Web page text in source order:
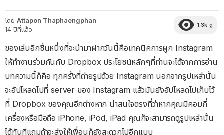
โดย Attapon Thaphaengphan
14 ปีที่แล้ว
1.3k ดู
ของเล่นอีกชิ้นหนึ่งที่จะนำมาฝากวันนี้คือเทคนิคการผูก Instagram
ให้ทำงานร่วมกันกับ Dropbox ประโยชน์หลักๆที่ท่านจะได้จากการอ่าน
บทความนี้ก็คือ ทุกครั้งที่ถ่ายรูปด้วย Instagram นอกจากรูปเหล่านั้น
จะอัปโหลดไปที่ server ของ Instagram แล้วมันยังอัปโหลดไปเก็บไว้
ที่ Dropbox ของคุณอีกต่างหาก น่าสนใจตรงที่ว่าหากคุณมีคอมกี่
เครื่องหรือมือถือ iPhone, iPod, iPad คุณก็จะสามารถดูรูปเหล่านั้น
ได้ทันทีแถมถ้าจะส่งให้เพื่อนก็ยังสะดวกไปอีกแบบ